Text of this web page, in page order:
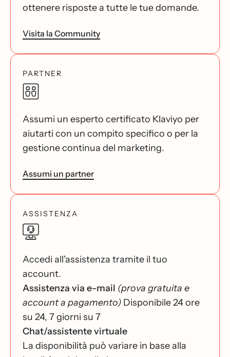
ottenere risposte a tutte le tue domande.
Visita la Community
PARTNER
Assumi un esperto certificato Klaviyo per
aiutarti con un compito specifico o per la
gestione continua del marketing.
Assumi un partner
ASSISTENZA
Accedi all'assistenza tramite il tuo
account.
Assistenza via e-mail (prova gratuita e
account a pagamento) Disponibile 24 ore
su 24, 7 giorni su 7
Chat/assistente virtuale
La disponibilità può variare in base alla